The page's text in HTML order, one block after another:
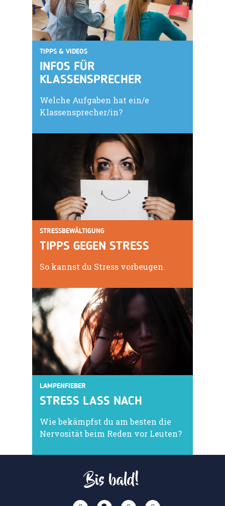
TIPPS & VIDEOS
INFOS FÜR
KLASSENSPRECHER
Welche Aufgaben hat ein/e
Klassensprecher/in?
STRESSBEWÄLTIGUNG
TIPPS GEGEN STRESS
So kannst du Stress vorbeugen.
LAMPENFIEBER
STRESS LASS NACH
Wie bekämpfst du am besten die
Nervosität beim Reden vor Leuten?
Bis bald!